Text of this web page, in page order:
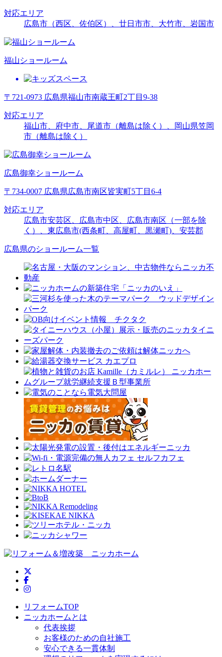
対応エリア
広島市（西区、佐伯区）、廿日市市、大竹市、岩国市
福山ショールーム
〒721-0973 広島県福山市南蔵王町2丁目9-38
対応エリア
福山市、府中市、尾道市（離島は除く）、岡山県笠岡
市（離島は除く）
広島御幸ショールーム
〒734-0007 広島県広島市南区皆実町5丁目6-4
対応エリア
広島市安芸区、広島市中区、広島市南区（一部を除
く）、東広島市(西条町、高屋町、黒瀬町)、安芸郡
広島県のショールーム一覧
ニッカホーム公式Facebook
ニッカホーム公式Instagram
リフォームTOP
ニッカホームとは
代表挨拶
お客様のための自社施工
安心できる一貫体制